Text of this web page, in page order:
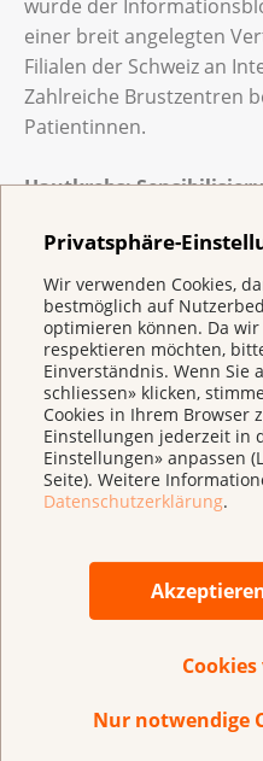
Privatsphäre-
Wir verwenden Cookies,
bestmöglich auf
optimieren können. Da
respektieren möchten,
Einverständnis. Wenn Sie
schliessen» klicken,
Cookies in Ihrem Browser
Einstellungen jederzeit in
Einstellungen» anpassen
Seite). Weitere
Datenschutzerklärung.
Nur notwendige
wurde der
einer breit angelegten
Filialen der Schweiz an
Zahlreiche Brustzentren
Patientinnen.
Hautkrebs:
Sonnenschutz hat die
August die breite
ging ein Team der
durch Schweizer
fand in Zusammenarbeit
Partner statt.
Mobile
Der Präventionsbus, die
Krebsliga auf vier
senken kann, war 2017
mit dem «5 am Tag»-Bus
einenTeil des mobilen
Tagen zum Einsatz,